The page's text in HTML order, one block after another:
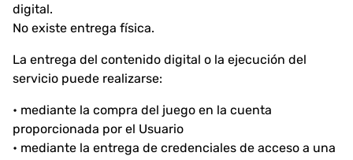
digital.
No existe entrega física.
La entrega del contenido digital o la ejecución del
servicio puede realizarse:
• mediante la compra del juego en la cuenta
proporcionada por el Usuario
• mediante la entrega de credenciales de acceso a una